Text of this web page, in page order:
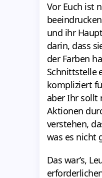
Vor Euch ist
und ihr
darin, dass
der Farben
Schnittstelle
kompliziert
aber Ihr sollt
Aktionen
verstehen,
was es nicht
Das war’s,